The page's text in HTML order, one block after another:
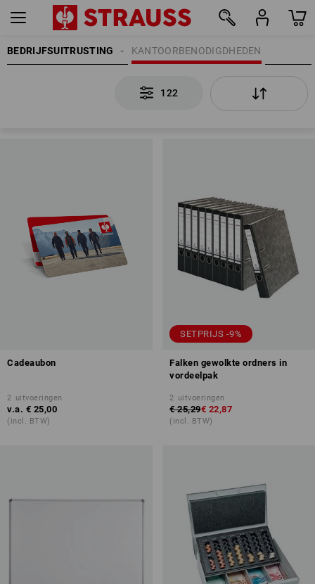
BEDRIJFSUITRUSTING KANTOORBENODIGDHEDEN
122
Cadeaubon
2 uitvoeringen
v.a. € 25,00
(incl. BTW)
SETPRIJS -9%
Falken gewolkte ordners in
vordeelpak
2 uitvoeringen
€ 25,29€ 22,87
(incl. BTW)